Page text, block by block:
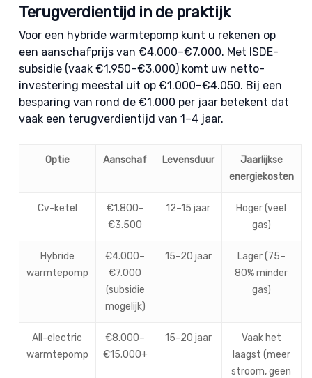
Terugverdientijd in de praktijk
Voor een hybride warmtepomp kunt u rekenen op
een aanschafprijs van €4.000–€7.000. Met ISDE-
subsidie (vaak €1.950–€3.000) komt uw netto-
investering meestal uit op €1.000–€4.050. Bij een
besparing van rond de €1.000 per jaar betekent dat
vaak een terugverdientijd van 1–4 jaar.
Optie Aanschaf Levensduur
Jaarlijkse
energiekosten
Cv-ketel
€1.800–
€3.500
12–15 jaar
Hoger (veel
gas)
Hybride
warmtepomp
€4.000–
€7.000
(subsidie
mogelijk)
15–20 jaar
Lager (75–
80% minder
gas)
All-electric
warmtepomp
€8.000–
€15.000+
15–20 jaar
Vaak het
laagst (meer
stroom, geen